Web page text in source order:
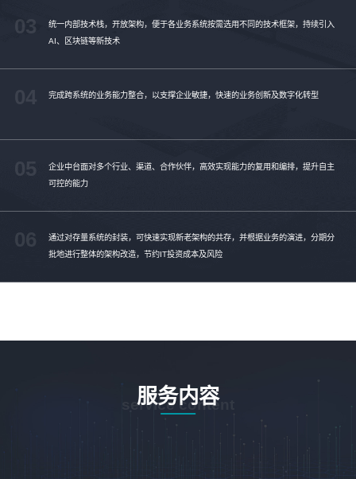
统一内部技术栈，开放架构，便于各业务系统按需选用不同的技术框架，持续引入
AI、区块链等新技术
03
完成跨系统的业务能力整合，以支撑企业敏捷，快速的业务创新及数字化转型
企业中台面对多个行业、渠道、合作伙伴，高效实现能力的复用和编排，提升自主
可控的能力
05
通过对存量系统的封装，可快速实现新老架构的共存，并根据业务的演进，分期分
批地进行整体的架构改造，节约IT投资成本及风险
06
服务内容
service content